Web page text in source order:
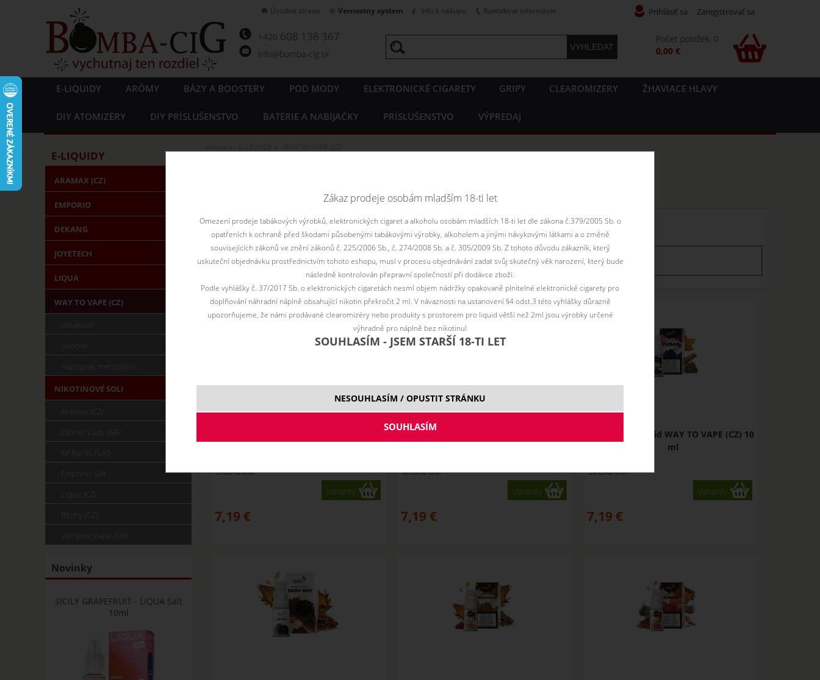
+420 608 138 367
info@bomba-cig.sk
E-LIQUIDY ARÓMY BÁZY A BOOSTERY POD MODY ELEKTRONICKÉ CIGARETY GRIPY CLEAROMIZERY ŽHAVIACE HLAVY
DIY ATOMIZÉRY DIY PRÍSLUŠENSTVO BATÉRIE A NABÍJAČKY PRÍSLUŠENSTVO VÝPREDAJ
Prihlásiť sa Zaregistrovať sa
Počet položek: 0
0,00 €
Úvodná strana Vernostny system Info k nákupu Kontaktné informácie
Zoradiť podľa:
Len skladom
Filtr dostupnosti
nie je skladom
nie je skladom skadom skladem skladom
SKLADOM
Varianty
7,19 €
BRIGHT - e-liquid WAY TO VAPE (CZ) 10
SKLADOM
Varianty
7,19 €
CUBAN - e-liquid WAY TO VAPE (CZ) 10
ml
SKLADOM
Varianty
7,19 €
E-LIQUIDY
ARAMAX (CZ)
EMPORIO
DEKANG
JOYETECH
LIQUA
WAY TO VAPE (CZ)
NIKOTINOVÉ SOLI
Novinky
SICILY GRAPEFRUIT - LIQUA Salt
10ml
Zákaz prodeje osobám mladším 18-ti let
Omezení prodeje tabákových výrobků, elektronických cigaret a alkoholu osobám mladších 18-ti let dle zákona č.379/2005 Sb. o
opatřeních k ochraně před škodami působenými tabákovými výrobky, alkoholem a jinými návykovými látkami a o změně
souvisejících zákonů ve znění zákonů č. 225/2006 Sb., č. 274/2008 Sb. a č. 305/2009 Sb. Z tohoto důvodu zákazník, který
uskuteční objednávku prostřednictvím tohoto eshopu, musí v procesu objednávání zadat svůj skutečný věk narození, který bude
následně kontrolován přepravní společností při dodávce zboží.
Podle vyhlášky č. 37/2017 Sb. o elektronických cigaretách nesmí objem nádržky opakovaně plnitelné elektronické cigarety pro
doplňování náhradní náplně obsahující nikotin překročit 2 ml. V návaznosti na ustanovení §4 odst.3 této vyhlášky důrazně
upozorňujeme, že námi prodávané clearomizéry nebo produkty s prostorem pro liquid větší než 2ml jsou výrobky určené
výhradně pro náplně bez nikotinu!
SOUHLASÍM - JSEM STARŠÍ 18-TI LET
NESOUHLASÍM / OPUSTIT STRÁNKU